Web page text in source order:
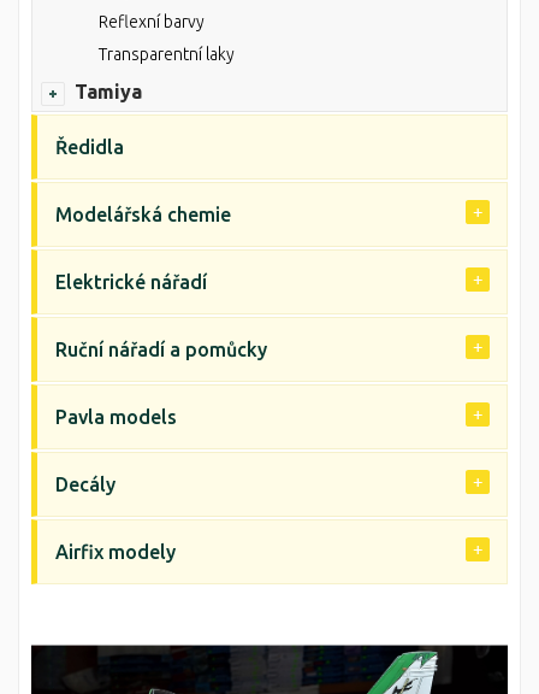
Reflexní barvy
Transparentní laky
Tamiya
Ředidla
Modelářská chemie
Elektrické nářadí
Ruční nářadí a pomůcky
Pavla models
Decály
Airfix modely